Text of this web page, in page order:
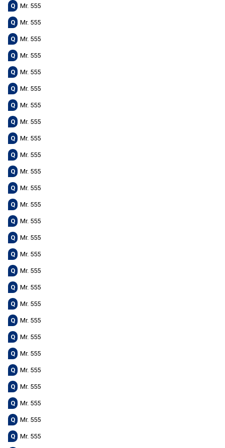
Q Mr. 555
Q Mr. 555
Q Mr. 555
Q Mr. 555
Q Mr. 555
Q Mr. 555
Q Mr. 555
Q Mr. 555
Q Mr. 555
Q Mr. 555
Q Mr. 555
Q Mr. 555
Q Mr. 555
Q Mr. 555
Q Mr. 555
Q Mr. 555
Q Mr. 555
Q Mr. 555
Q Mr. 555
Q Mr. 555
Q Mr. 555
Q Mr. 555
Q Mr. 555
Q Mr. 555
Q Mr. 555
Q Mr. 555
Q Mr. 555